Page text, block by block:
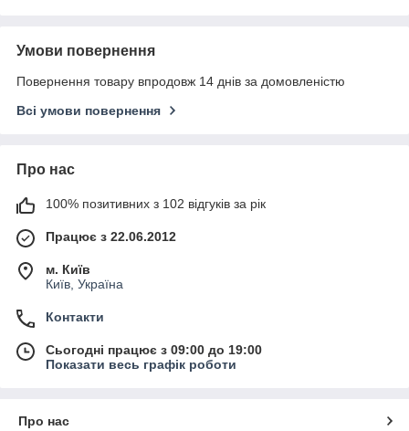
Умови повернення
Повернення товару впродовж 14 днів за домовленістю
Всі умови повернення
Про нас
100% позитивних з 102 відгуків за рік
Працює з 22.06.2012
м. Київ
Київ, Україна
Контакти
Сьогодні працює з 09:00 до 19:00
Показати весь графік роботи
Про нас